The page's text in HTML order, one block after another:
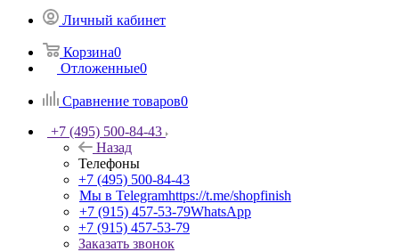
Личный кабинет
Корзина0
Отложенные0
Сравнение товаров0
+7 (495) 500-84-43
Назад
Телефоны
+7 (495) 500-84-43
Мы в Telegramhttps://t.me/shopfinish
+7 (915) 457-53-79WhatsApp
+7 (915) 457-53-79
Заказать звонок